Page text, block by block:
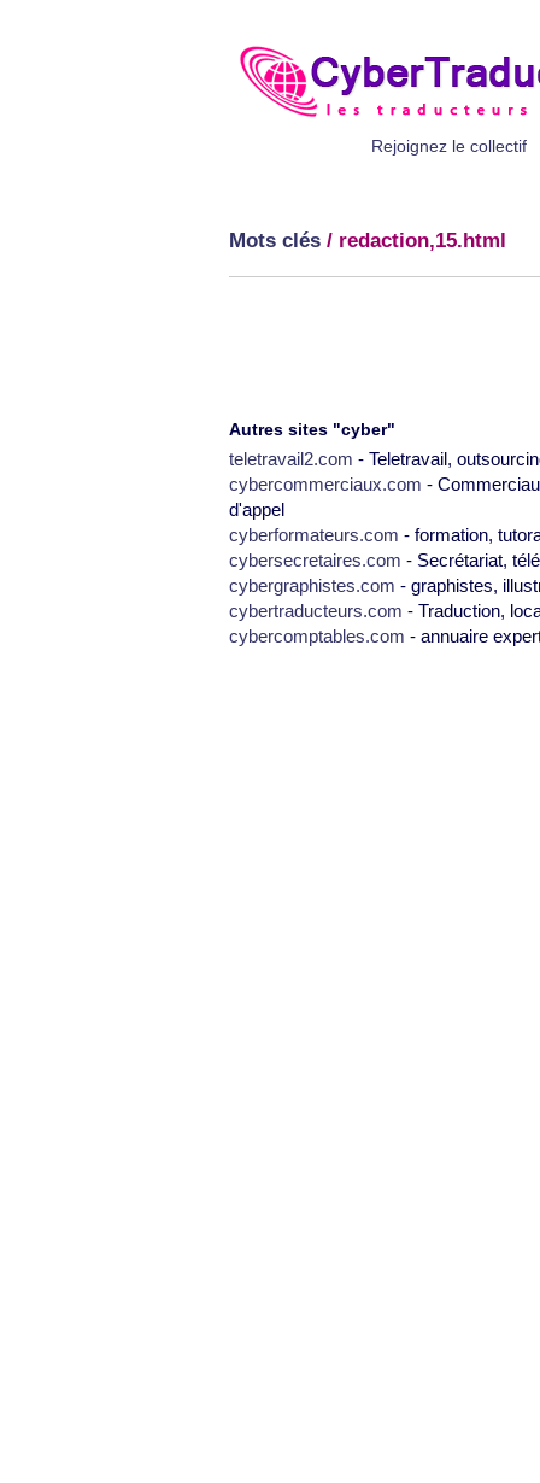
Rejoignez le collectif
Mots clés / redaction,15.html
Autres sites "cyber"
teletravail2.com - Teletravail,
cybercommerciaux.com -
d'appel
cyberformateurs.com - formation,
cybersecretaires.com - Secrétariat,
cybergraphistes.com - graphistes,
cybertraducteurs.com - Traduction,
cybercomptables.com - annuaire